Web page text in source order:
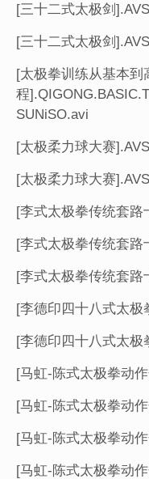
[三十二式太极剑
[三十二式太极剑
[太极拳训练从基本到
程
SUNiSO.avi
[太极柔力球大赛
[太极柔力球大赛
[李式太极拳传统套
[李式太极拳传统套
[李式太极拳传统套
[李德印四十八式太极
[李德印四十八式太极
[马虹-陈式太极拳动
[马虹-陈式太极拳动
[马虹-陈式太极拳动
[马虹-陈式太极拳动